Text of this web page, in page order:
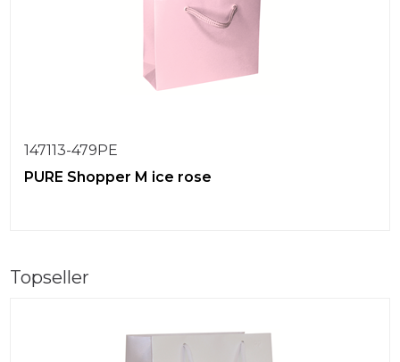
147113-479PE
PURE Shopper M ice rose
Topseller